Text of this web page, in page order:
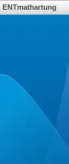
ENTmathartung